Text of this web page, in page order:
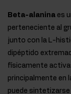
Beta-alanina es
perteneciente al
junto con la L-
dipéptido
físicamente
principalmente en
puede sintetizarse